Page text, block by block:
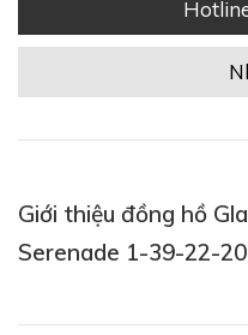
Giới thiệu đồng hồ
Serenade 1-39-22-